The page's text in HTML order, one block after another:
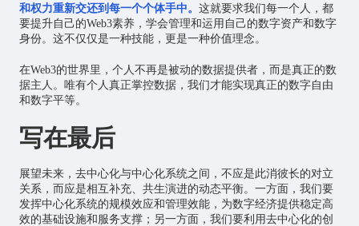
和权力重新交还到每一个个体手中。 这就要求我们每一个人，都
要提升自己的Web3素养，学会管理和运用自己的数字资产和数字
身份。这不仅仅是一种技能，更是一种价值理念。
在Web3的世界里，个人不再是被动的数据提供者，而是真正的数
据主人。唯有个人真正掌控数据，我们才能实现真正的数字自由
和数字平等。
写在最后
展望未来，去中心化与中心化系统之间，不应是此消彼长的对立
关系，而应是相互补充、共生演进的动态平衡。一方面，我们要
发挥中心化系统的规模效应和管理效能，为数字经济提供稳定高
效的基础设施和服务支撑；另一方面，我们要利用去中心化的创